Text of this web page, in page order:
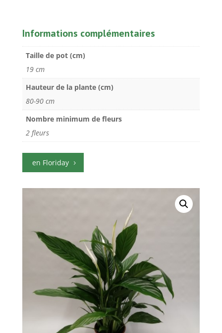
Informations complémentaires
Taille de pot (cm)
19 cm
Hauteur de la plante (cm)
80-90 cm
Nombre minimum de fleurs
2 fleurs
en Floriday